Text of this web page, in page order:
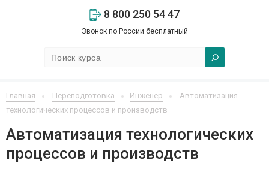
8 800 250 54 47
Звонок по России бесплатный
Главная Переподготовка Инженер
Автоматизация
технологических процессов и производств
Автоматизация технологических
процессов и производств